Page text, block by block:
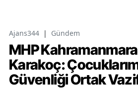
Ajans344 | Gündem
MHP
Karakoç:
Güvenliği Ortak